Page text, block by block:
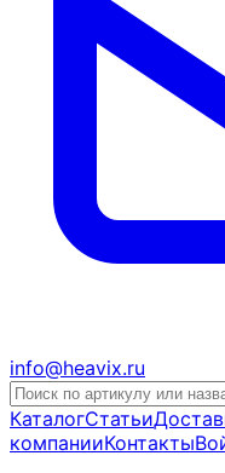
info@heavix.ru
КаталогСтатьи
компанииКонтакты